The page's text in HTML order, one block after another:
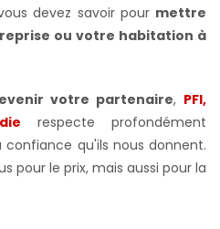
devez savoir pour mettre
ou votre habitation à
votre partenaire, PFI,
respecte profondément
qu'ils nous donnent.
pour le prix, mais aussi pour la